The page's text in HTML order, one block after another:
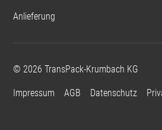
Anlieferung
© 2026 TransPack-Krumbach KG
Impressum AGB Datenschutz